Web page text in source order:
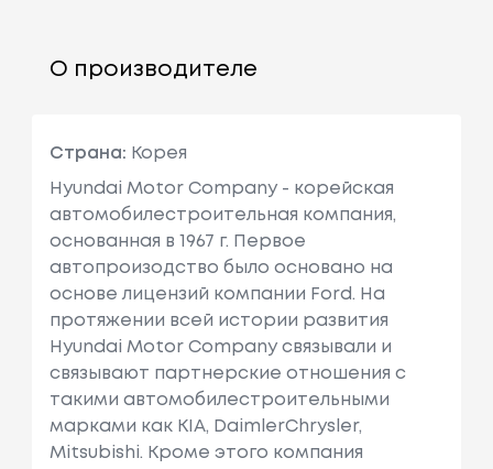
О производителе
Страна: Корея
Hyundai Motor Company - корейская
автомобилестроительная компания,
основанная в 1967 г. Первое
автопроизодство было основано на
основе лицензий компании Ford. На
протяжении всей истории развития
Hyundai Motor Company связывали и
связывают партнерские отношения с
такими автомобилестроительными
марками как KIA, DaimlerChrysler,
Mitsubishi. Кроме этого компания